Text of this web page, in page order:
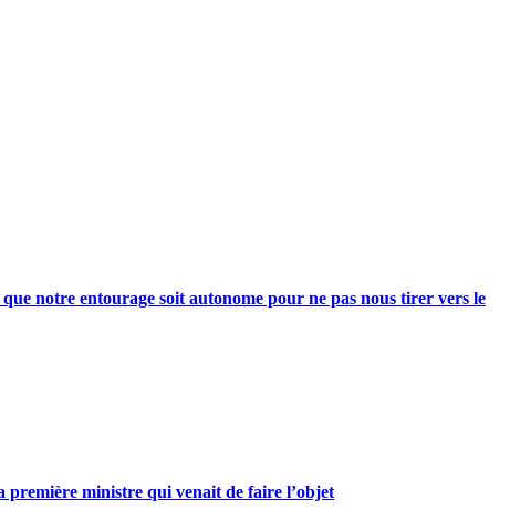
notre entourage soit autonome pour ne pas nous tirer vers le
première ministre qui venait de faire l’objet